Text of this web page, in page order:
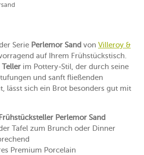
Serie Perlemor Sand von Villeroy &
auf Ihrem Frühstückstisch.
Teller im Pottery-Stil, der durch seine
und sanft fließenden
lässt sich ein Brot besonders gut mit
Perlemor Sand
Tafel zum Brunch oder Dinner
Premium Porcelain